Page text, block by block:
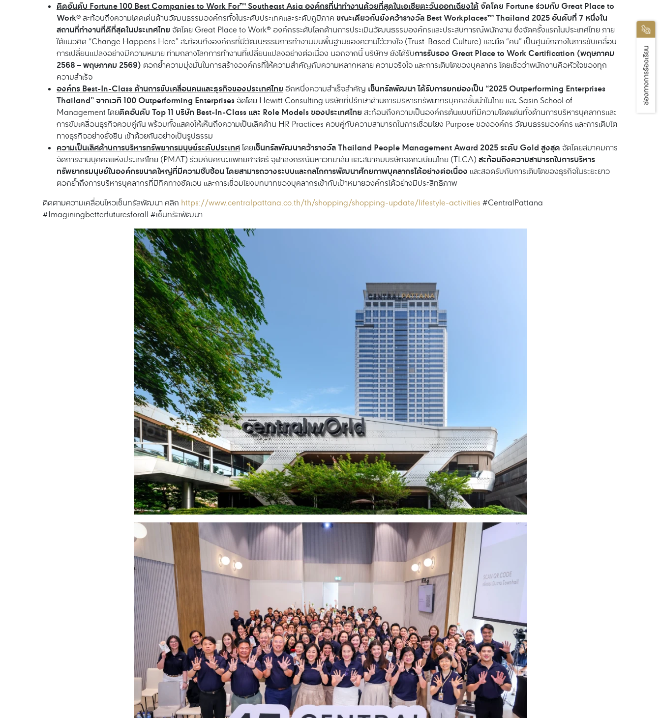
ติดอันดับ Fortune 100 Best Companies to Work For™ Southeast Asia องค์กรที่น่าทำงานด้วยที่สุดในเอเชียตะวันออกเฉียงใต้จัดโดย Fortune ร่วมกับ Great Place to
Work®สะท้อนถึงความโดดเด่นด้านวัฒนธรรมองค์กรทั้งในระดับประเทศและระดับภูมิภาค ขณะเดียวกันยังคว้ารางวัล Best Workplaces™ Thailand 2025 อันดับที่ 7 หนึ่งใน
สถานที่ทำงานที่ดีที่สุดในประเทศไทย จัดโดย Great Place to Work® องค์กรระดับโลกด้านการประเมินวัฒนธรรมองค์กรและประสบการณ์พนักงาน ซึ่งจัดครั้งแรกในประเทศไทย ภาย
ใต้แนวคิด “Change Happens Here” สะท้อนถึงองค์กรที่มีวัฒนธรรมการทำงานบนพื้นฐานของความไว้วางใจ (Trust-Based Culture) และยึด “คน” เป็นศูนย์กลางในการขับเคลื่อน
การเปลี่ยนแปลงอย่างมีความหมาย ท่ามกลางโลกการทำงานที่เปลี่ยนแปลงอย่างต่อเนื่อง นอกจากนี้ บริษัทฯ ยังได้รับการรับรอง Great Place to Work Certification (พฤษภาคม
2568 – พฤษภาคม 2569) ตอกย้ำความมุ่งมั่นในการสร้างองค์กรที่ให้ความสำคัญกับความหลากหลาย ความจริงใจ และการเติบโตของบุคลากร โดยเชื่อว่าพนักงานคือหัวใจของทุก
ความสำเร็จ
องค์กร Best-In-Class ด้านการขับเคลื่อนคนและธุรกิจของประเทศไทย อีกหนึ่งความสำเร็จสำคัญ เซ็นทรัลพัฒนา ได้รับการยกย่องเป็น “2025 Outperforming Enterprises
Thailand” จากเวที 100 Outperforming Enterprisesจัดโดย Hewitt Consulting บริษัทที่ปรึกษาด้านการบริหารทรัพยากรบุคคลชั้นนำในไทย และ Sasin School of
Management โดยติดอันดับ Top 11 บริษัท Best-In-Class และ Role Models ของประเทศไทย สะท้อนถึงความเป็นองค์กรต้นแบบที่มีความโดดเด่นทั้งด้านการบริหารบุคลากรและ
การขับเคลื่อนธุรกิจควบคู่กัน พร้อมทั้งแสดงให้เห็นถึงความเป็นเลิศด้าน HR Practices ควบคู่กับความสามารถในการเชื่อมโยง Purpose ขององค์กร วัฒนธรรมองค์กร และการเติบโต
ทางธุรกิจอย่างยั่งยืน เข้าด้วยกันอย่างเป็นรูปธรรม
ความเป็นเลิศด้านการบริหารทรัพยากรมนุษย์ระดับประเทศโดยเซ็นทรัลพัฒนาคว้ารางวัล Thailand People Management Award 2025 ระดับ Gold สูงสุด จัดโดยสมาคมการ
จัดการงานบุคคลแห่งประเทศไทย (PMAT) ร่วมกับคณะแพทยศาสตร์ จุฬาลงกรณ์มหาวิทยาลัย และสมาคมบริษัทจดทะเบียนไทย (TLCA) สะท้อนถึงความสามารถในการบริหาร
ทรัพยากรมนุษย์ในองค์กรขนาดใหญ่ที่มีความซับซ้อน โดยสามารถวางระบบและกลไกการพัฒนาศักยภาพบุคลากรได้อย่างต่อเนื่อง และสอดรับกับการเติบโตของธุรกิจในระยะยาว
ตอกย้ำถึงการบริหารบุคลากรที่มีทิศทางชัดเจน และการเชื่อมโยงบทบาทของบุคลากรเข้ากับเป้าหมายองค์กรได้อย่างมีประสิทธิภาพ
ติดตามความเคลื่อนไหวเซ็นทรัลพัฒนา คลิก https://www.centralpattana.co.th/th/shopping/shopping-update/lifestyle-activities #CentralPattana
#Imaginingbetterfuturesforall #เซ็นทรัลพัฒนา
ช่องทางการร้องเรียน